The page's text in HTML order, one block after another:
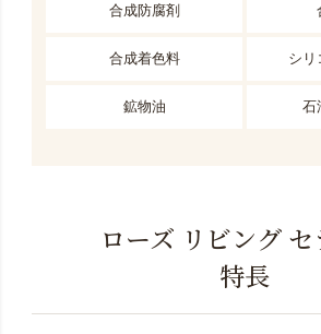
合成防腐剤
合成着色料 シリ
鉱物油 石
ローズ リビング
特長